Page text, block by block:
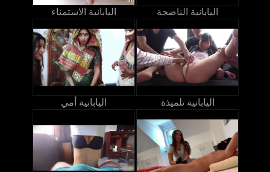
اليابانية الاستمناء اليابانية الناضجة
اليابانية أمي اليابانية تلميذة